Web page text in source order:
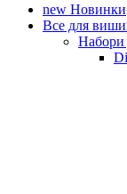
new Новинки
Все для
Набори